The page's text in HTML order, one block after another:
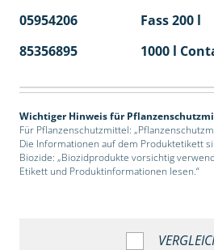
05954206 Fass 200 l
85356895
1000 l
Wichtiger Hinweis für
Für Pflanzenschutzmittel:
Die Informationen auf dem Produktetikett
Biozide: „Biozidprodukte vorsichtig
Etikett und Produktinformationen lesen.“